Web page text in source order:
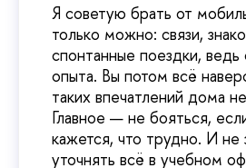
Я советую брать от
только можно: связи,
спонтанные поездки,
опыта. Вы потом всё
таких впечатлений дома
Главное — не бояться,
кажется, что трудно. И не
уточнять всё в учебном